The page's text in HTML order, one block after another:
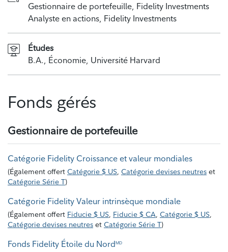
Gestionnaire de portefeuille, Fidelity Investments
Analyste en actions, Fidelity Investments
Études
B.A., Économie, Université Harvard
Fonds gérés
Gestionnaire de portefeuille
Catégorie Fidelity Croissance et valeur mondiales
(Également offert Catégorie $ US, Catégorie devises neutres et
Catégorie Série T)
Catégorie Fidelity Valeur intrinsèque mondiale
(Également offert Fiducie $ US, Fiducie $ CA, Catégorie $ US,
Catégorie devises neutres et Catégorie Série T)
Fonds Fidelity Étoile du NordMD